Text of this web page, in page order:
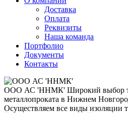
Доставка
Оплата
Реквизиты
Наша команда
Портфолио
Документы
Контакты
ООО АС 'ННМК' Широкий выбор
металлопроката в Нижнем
Осуществляем все виды изоляции